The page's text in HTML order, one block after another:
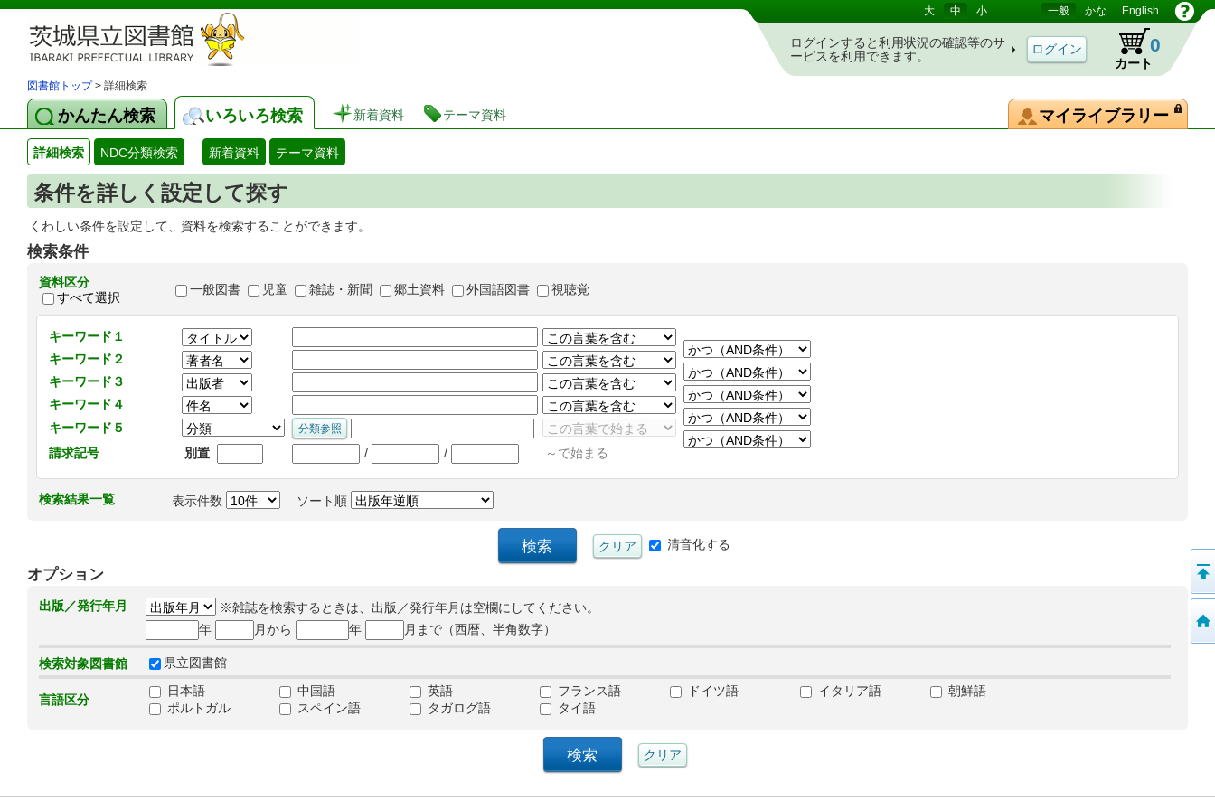
茨城県立図書館 蔵書検索・予約システム 大 中 小 一般 かな English
ログインすると利用状況の確認等のサ
ービスを利用できます。
カート
0
図書館トップ> 詳細検索
かんたん検索 いろいろ検索 新着資料 テーマ資料 マイライブラリー
詳細検索 NDC分類検索 新着資料 テーマ資料
条件を詳しく設定して探す
くわしい条件を設定して、資料を検索することができます。
検索条件
資料区分
すべて選択
一般図書 児童 雑誌・新聞 郷土資料 外国語図書 視聴覚
キーワード１
キーワード２
キーワード３
キーワード４
キーワード５
請求記号
別置 / / ～で始まる
検索結果一覧 表示件数 ソート順
清音化する
オプション
出版／発行年月
※雑誌を検索するときは、出版／発行年月は空欄にしてください。
年
月から 年 月まで（西暦、半角数字）
検索対象図書館 県立図書館
言語区分
日本語 中国語 英語 フランス語 ドイツ語 イタリア語
朝鮮語
ポルトガル
スペイン語 タガログ語 タイ語